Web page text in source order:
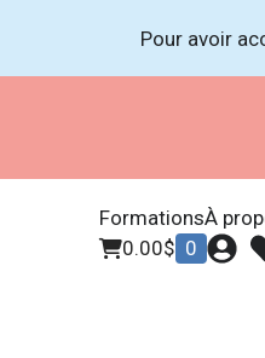
Pour avoir
FormationsÀ
0.00$ 0